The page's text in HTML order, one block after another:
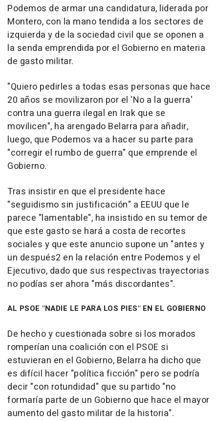
Podemos de armar una candidatura, liderada por
Montero, con la mano tendida a los sectores de
izquierda y de la sociedad civil que se oponen a
la senda emprendida por el Gobierno en materia
de gasto militar.
"Quiero pedirles a todas esas personas que hace
20 años se movilizaron por el 'No a la guerra'
contra una guerra ilegal en Irak que se
movilicen", ha arengado Belarra para añadir,
luego, que Podemos va a hacer su parte para
"corregir el rumbo de guerra" que emprende el
Gobierno.
Tras insistir en que el presidente hace
"seguidismo sin justificación" a EEUU que le
parece "lamentable", ha insistido en su temor de
que este gasto se hará a costa de recortes
sociales y que este anuncio supone un "antes y
un después2 en la relación entre Podemos y el
Ejecutivo, dado que sus respectivas trayectorias
no podías ser ahora "más discordantes".
AL PSOE "NADIE LE PARA LOS PIES" EN EL GOBIERNO
De hecho y cuestionada sobre si los morados
romperían una coalición con el PSOE si
estuvieran en el Gobierno, Belarra ha dicho que
es difícil hacer "política ficción" pero se podría
decir "con rotundidad" que su partido "no
formaría parte de un Gobierno que hace el mayor
aumento del gasto militar de la historia".